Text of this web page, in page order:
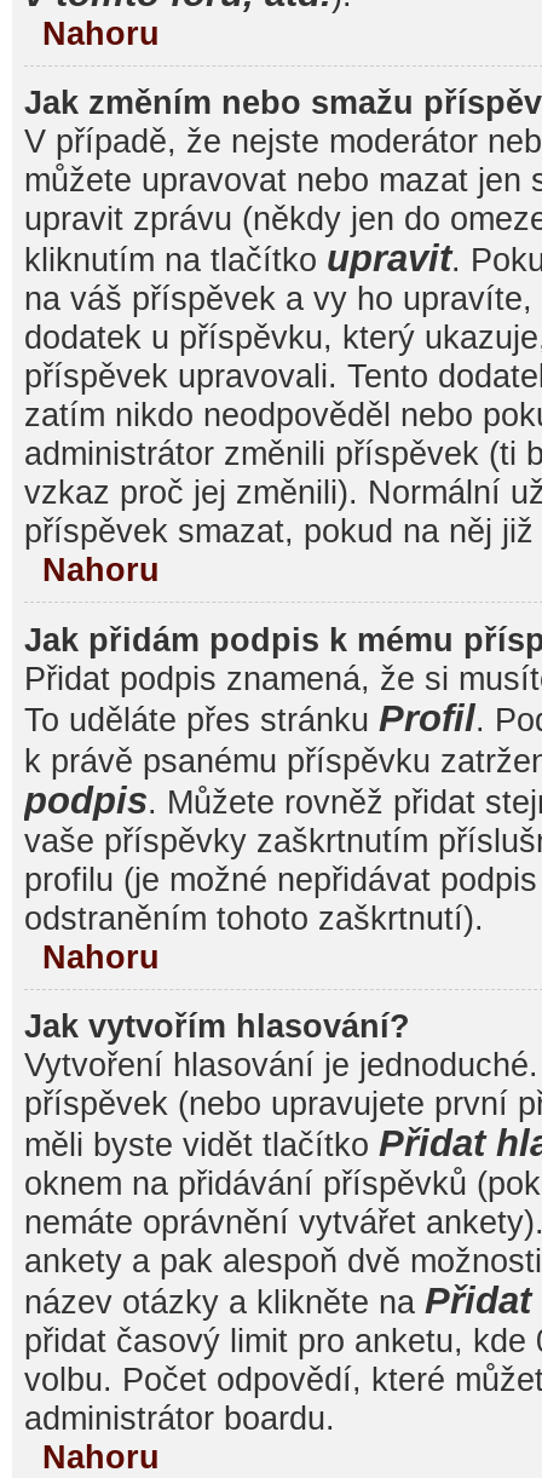
Nahoru
Jak změním nebo smažu
V případě, že nejste moderátor
můžete upravovat nebo mazat jen
upravit zprávu (někdy jen do
kliknutím na tlačítko upravit.
na váš příspěvek a vy ho
dodatek u příspěvku, který
příspěvek upravovali. Tento
zatím nikdo neodpověděl nebo
administrátor změnili příspěvek (ti
vzkaz proč jej změnili). Normální
příspěvek smazat, pokud na něj
Nahoru
Jak přidám podpis k mému
Přidat podpis znamená, že si
To uděláte přes stránku Profil.
k právě psanému příspěvku
podpis. Můžete rovněž přidat
vaše příspěvky zaškrtnutím
profilu (je možné nepřidávat
odstraněním tohoto zaškrtnutí).
Nahoru
Jak vytvořím hlasování?
Vytvoření hlasování je
příspěvek (nebo upravujete první
měli byste vidět tlačítko Přidat
oknem na přidávání příspěvků
nemáte oprávnění vytvářet
ankety a pak alespoň dvě
název otázky a klikněte na
přidat časový limit pro anketu, kde
volbu. Počet odpovědí, které
administrátor boardu.
Nahoru